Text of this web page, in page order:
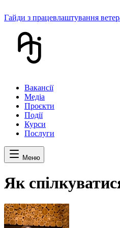
Гайди з працевлаштування
Вакансії
Медіа
Проєкти
Події
Курси
Послуги
Меню
Як